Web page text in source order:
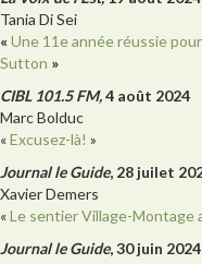
Tania Di Sei
« Une 11e année réussie
Sutton »
CIBL 101.5 FM,4 août 2024
Marc Bolduc
«Excusez-là! »
Journal le Guide, 28 juilet
Xavier Demers
«Le sentier Village-Montage
Journal le Guide, 30 juin 2024